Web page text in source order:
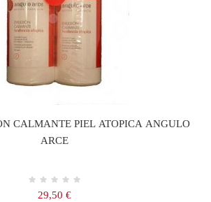
CALMANTE PIEL ATOPICA ANGULO
ARCE
Precio
29,50 €